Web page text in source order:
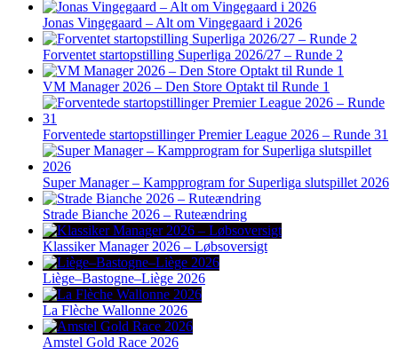
Jonas Vingegaard – Alt om Vingegaard i 2026
Forventet startopstilling Superliga 2026/27 – Runde 2
VM Manager 2026 – Den Store Optakt til Runde 1
Forventede startopstillinger Premier League 2026 – Runde 31
Super Manager – Kampprogram for Superliga slutspillet 2026
Strade Bianche 2026 – Ruteændring
Klassiker Manager 2026 – Løbsoversigt
Liège–Bastogne–Liège 2026
La Flèche Wallonne 2026
Amstel Gold Race 2026